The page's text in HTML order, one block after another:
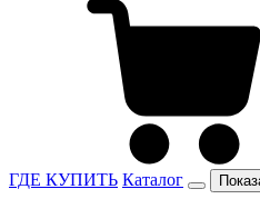
ГДЕ КУПИТЬ Каталог